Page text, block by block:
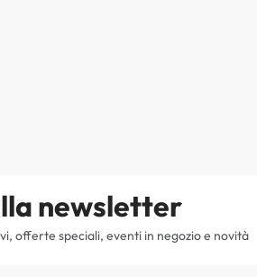
newsletter
offerte speciali, eventi in negozio e novità